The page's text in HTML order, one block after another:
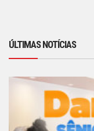
ÚLTIMAS NOTÍCIAS